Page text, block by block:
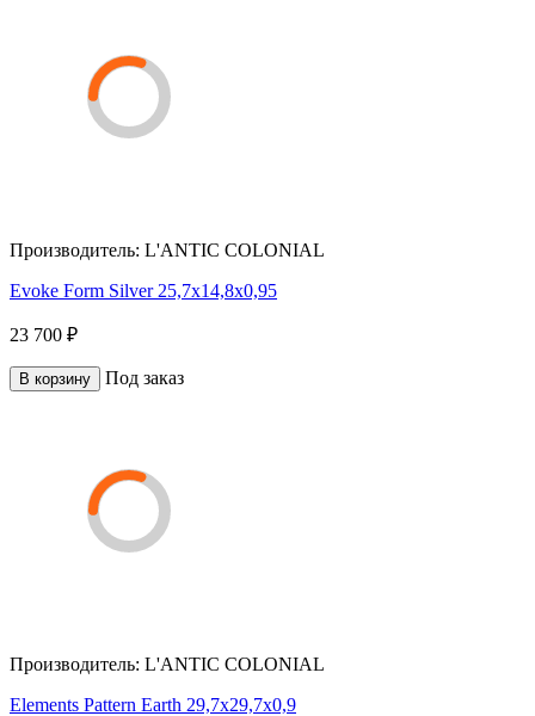
Производитель: L'ANTIC COLONIAL
Evoke Form Silver 25,7x14,8x0,95
23 700 ₽
В корзину Под заказ
Производитель: L'ANTIC COLONIAL
Elements Pattern Earth 29,7x29,7x0,9